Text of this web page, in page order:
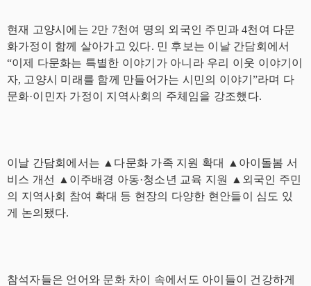
현재 고양시에는 2만 7천여 명의 외국인 주민과4천여 다문
화가정이 함께 살아가고 있다. 민 후보는 이날 간담회에서
“이제 다문화는 특별한 이야기가 아니라 우리 이웃 이야기이
자, 고양시 미래를 함께 만들어가는 시민의 이야기”라며 다
문화·이민자 가정이 지역사회의 주체임을 강조했다.
이날 간담회에서는 ▲ 다문화 가족 지원 확대 ▲ 아이돌봄 서
비스 개선
▲ 이주배경 아동·청소년 교육 지원 ▲ 외국인 주민
의 지역사회 참여 확대 등 현장의 다양한 현안들이 심도 있
게 논의됐다.
참석자들은 언어와 문화 차이 속에서도 아이들이 건강하게